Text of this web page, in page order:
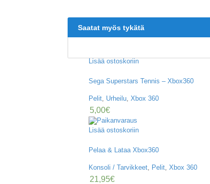
Saatat myös tykätä
Lisää ostoskoriin
Sega Superstars Tennis – Xbox360
Pelit, Urheilu, Xbox 360
5,00€
Lisää ostoskoriin
Pelaa & Lataa Xbox360
Konsoli / Tarvikkeet, Pelit, Xbox 360
21,95€